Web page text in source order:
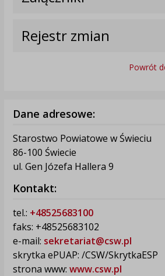
Rejestr zmian
Powrót
Dane adresowe:
Starostwo Powiatowe w Świeciu
86-100 Świecie
ul. Gen Józefa Hallera 9
Kontakt:
tel.: +48525683100
faks: +48525683102
e-mail: sekretariat@csw.pl
skrytka ePUAP: /CSW/SkrytkaESP
strona www: www.csw.pl